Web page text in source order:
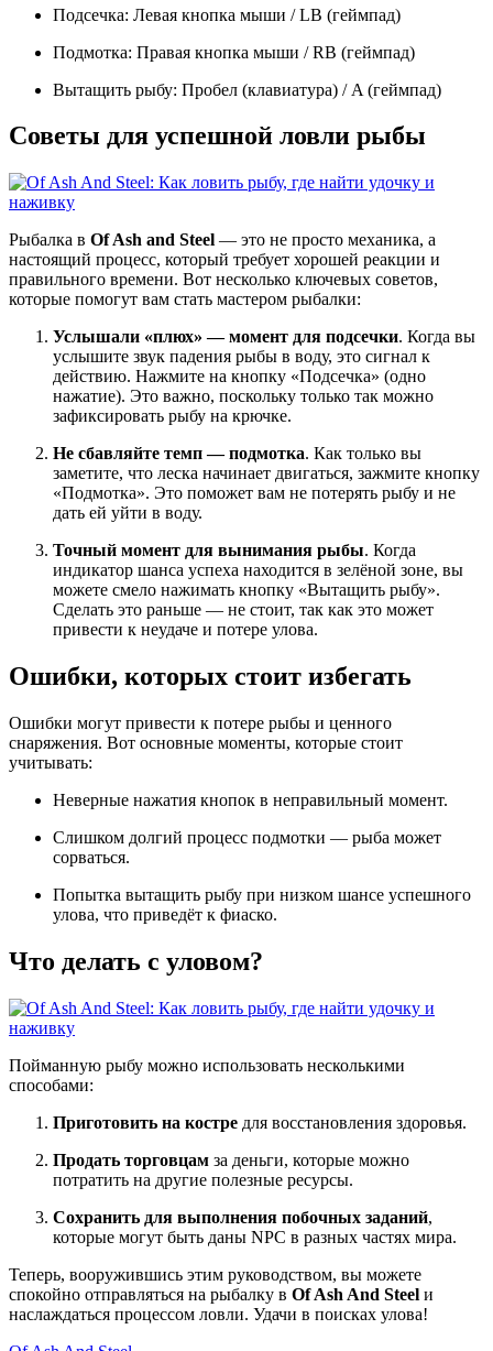
Подсечка: Левая кнопка мыши / LB (геймпад)
Подмотка: Правая кнопка мыши / RB (геймпад)
Вытащить рыбу: Пробел (клавиатура) / A (геймпад)
Советы для успешной ловли рыбы
Рыбалка в Of Ash and Steel — это не просто механика, а
настоящий процесс, который требует хорошей реакции и
правильного времени. Вот несколько ключевых советов,
которые помогут вам стать мастером рыбалки:
Услышали «плюх» — момент для подсечки. Когда вы
услышите звук падения рыбы в воду, это сигнал к
действию. Нажмите на кнопку «Подсечка» (одно
нажатие). Это важно, поскольку только так можно
зафиксировать рыбу на крючке.
Не сбавляйте темп — подмотка. Как только вы
заметите, что леска начинает двигаться, зажмите кнопку
«Подмотка». Это поможет вам не потерять рыбу и не
дать ей уйти в воду.
Точный момент для вынимания рыбы. Когда
индикатор шанса успеха находится в зелёной зоне, вы
можете смело нажимать кнопку «Вытащить рыбу».
Сделать это раньше — не стоит, так как это может
привести к неудаче и потере улова.
Ошибки, которых стоит избегать
Ошибки могут привести к потере рыбы и ценного
снаряжения. Вот основные моменты, которые стоит
учитывать:
Неверные нажатия кнопок в неправильный момент.
Слишком долгий процесс подмотки — рыба может
сорваться.
Попытка вытащить рыбу при низком шансе успешного
улова, что приведёт к фиаско.
Что делать с уловом?
Пойманную рыбу можно использовать несколькими
способами:
Приготовить на костре для восстановления здоровья.
Продать торговцам за деньги, которые можно
потратить на другие полезные ресурсы.
Сохранить для выполнения побочных заданий,
которые могут быть даны NPC в разных частях мира.
Теперь, вооружившись этим руководством, вы можете
спокойно отправляться на рыбалку в Of Ash And Steel и
наслаждаться процессом ловли. Удачи в поисках улова!